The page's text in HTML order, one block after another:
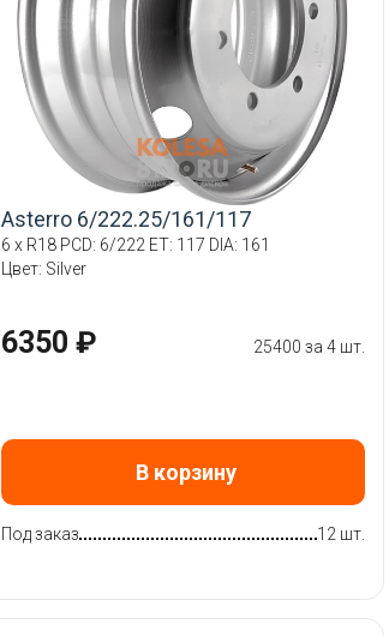
Asterro 6/222.25/161/117
6 x R18 PCD: 6/222 ET: 117 DIA: 161
Цвет: Silver
6350 ₽ 25400 за 4 шт.
В корзину
Под заказ 12 шт.